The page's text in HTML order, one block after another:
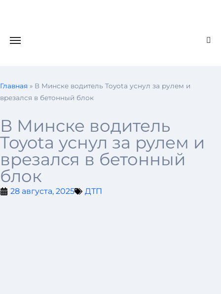
Главная » В Минске водитель Toyota уснул за рулем и
врезался в бетонный блок
В Минске водитель
Toyota уснул за рулем и
врезался в бетонный
блок
28 августа, 2025 ДТП